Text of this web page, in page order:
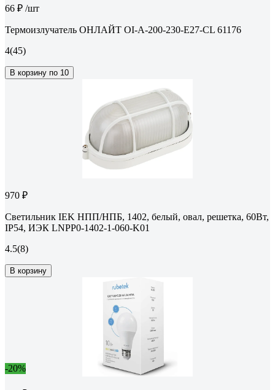
66 ₽ /шт
Термоизлучатель ОНЛАЙТ OI-A-200-230-E27-CL 61176
4(45)
В корзину по 10
970 ₽
Светильник IEK НПП/НПБ, 1402, белый, овал, решетка, 60Вт,
IP54, ИЭК LNPP0-1402-1-060-K01
4.5(8)
В корзину
-20%